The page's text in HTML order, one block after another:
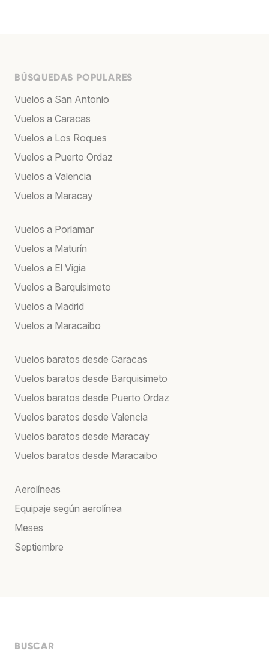
BÚSQUEDAS POPULARES
Vuelos a San Antonio
Vuelos a Caracas
Vuelos a Los Roques
Vuelos a Puerto Ordaz
Vuelos a Valencia
Vuelos a Maracay
Vuelos a Porlamar
Vuelos a Maturín
Vuelos a El Vigía
Vuelos a Barquisimeto
Vuelos a Madrid
Vuelos a Maracaibo
Vuelos baratos desde Caracas
Vuelos baratos desde Barquisimeto
Vuelos baratos desde Puerto Ordaz
Vuelos baratos desde Valencia
Vuelos baratos desde Maracay
Vuelos baratos desde Maracaibo
Aerolíneas
Equipaje según aerolínea
Meses
Septiembre
BUSCAR